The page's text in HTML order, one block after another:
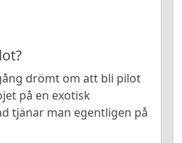
drömt om att bli pilot
på en exotisk
tjänar man egentligen på